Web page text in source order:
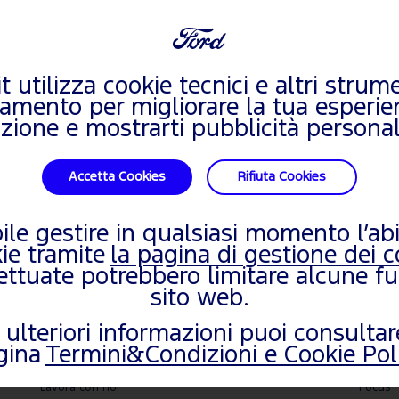
Per salvare e
Per
modificarlo o cancellarlo
utilizza cookie tecnici e altri
per migliorare la tua
e mostrarti pubblicità
Accetta Cookies Rifiuta Cookies
gestire in qualsiasi momento
tramite la pagina di gestione dei
potrebbero limitare alcune
sito web.
ulteriori informazioni puoi
Termini&Condizioni e Cookie
MONDO FORD
Motorshow ed eventi
Ford News
Lavora con noi
AUTO
Puma
Focus